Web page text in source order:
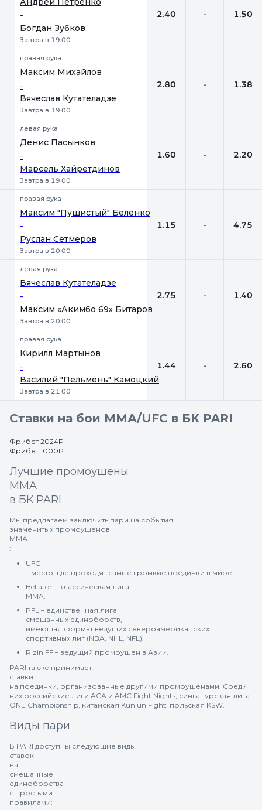
-
Богдан Зубков
Завтра в 19:00
2.40 - 1.50
правая рука
Максим Михайлов
-
Вячеслав Кутателадзе
Завтра в 19:00
2.80 - 1.38
левая рука
Денис Пасынков
-
Марсель Хайретдинов
Завтра в 19:00
1.60 - 2.20
правая рука
Максим "Пушистый" Беленко
-
Руслан Сетмеров
Завтра в 20:00
1.15 - 4.75
левая рука
Вячеслав Кутателадзе
-
Максим «Акимбо 69» Битаров
Завтра в 20:00
2.75 - 1.40
правая рука
Кирилл Мартынов
-
Василий "Пельмень" Камоцкий
Завтра в 21:00
1.44 - 2.60
Ставки на бои ММА/UFC в БК PARI
Фрибет 2024Р
Фрибет 1000Р
Лучшие промоушены
MMA
в БК PARI
Мы предлагаем заключить пари на события
знаменитых промоушенов
ММА
:
UFC
– место, где проходят самые громкие поединки в мире.
Bellator – классическая лига
MMA.
PFL – единственная лига
смешанных единоборств,
имеющая формат ведущих североамериканских
спортивных лиг (NBA, NHL, NFL).
Rizin FF – ведущий промоушен в Азии.
PARI также принимает
ставки
на поединки, организованные другими промоушенами. Среди
них российские лиги ACA и AMC Fight Nights, сингапурская лига
ONE Championship, китайская Kunlun Fight, польская KSW.
Виды пари
В PARI доступны следующие виды
ставок
на
смешанные
единоборства
с простыми
правилами: